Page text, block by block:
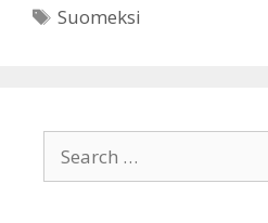
Tags
Suomeksi
for: